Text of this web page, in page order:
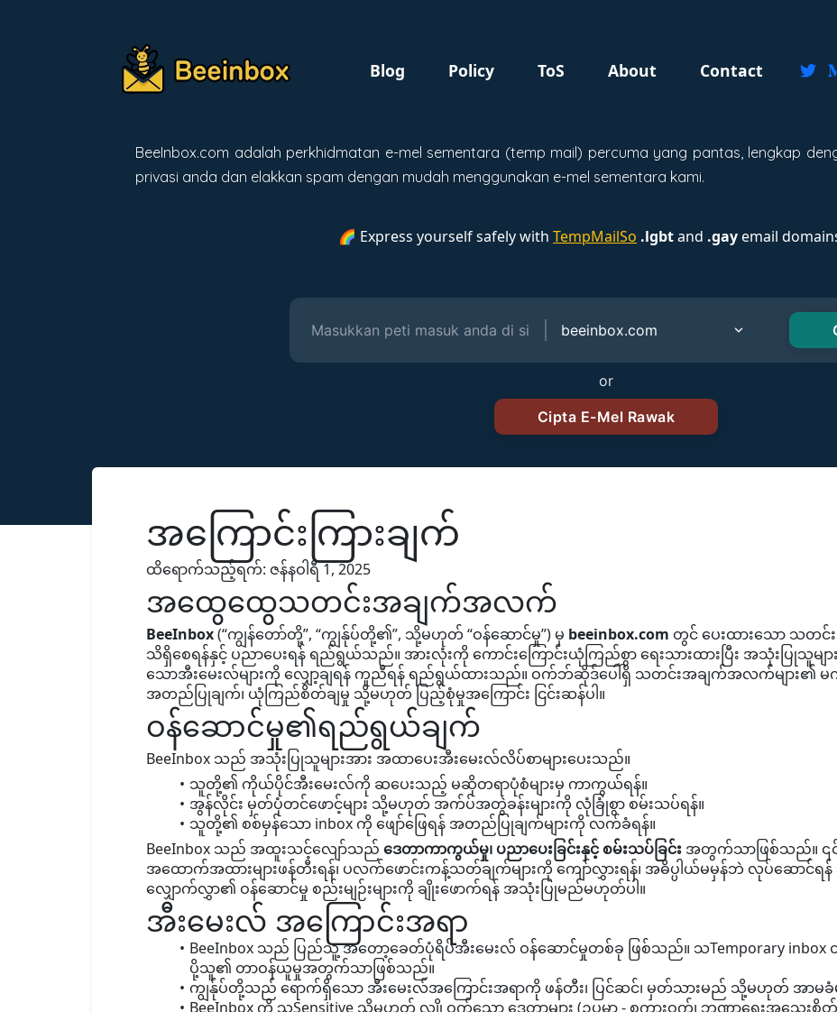
Blog Policy ToS About Contact
BeeInbox.com adalah perkhidmatan e-mel sementara (temp mail) percuma yang pantas, lengkap
privasi anda dan elakkan spam dengan mudah menggunakan e-mel sementara kami.
🌈 Express yourself safely with TempMailSo .lgbtand .gayemail
or
အကြောင်းကြားချက်
ထိရောက်သည့်ရက်: ဇန်နဝါရီ 1, 2025
အထွေထွေသတင်းအချက်အလက်
BeeInbox(“ကျွန်တော်တို့”, “ကျွန်ုပ်တို့၏”, သို့မဟုတ် “ဝန်ဆောင်မှု”) မှ beeinbox.com တွင် ပေးထားသော သတ
သိရှိစေရန်နှင့် ပညာပေးရန် ရည်ရွယ်သည်။ အားလုံးကို ကောင်းကြောင်းယုံကြည်စွာ ရေးသားထားပြီး အသုံးပြုသူ
သောအီးမေးလ်များကို လျှော့ချရန် ကူညီရန် ရည်ရွယ်ထားသည်။ ဝက်ဘ်ဆိုဒ်ပေါ်ရှိ သတင်းအချက်အလက်များ၏ မကျ
အတည်ပြုချက်၊ ယုံကြည်စိတ်ချမှု သို့မဟုတ် ပြည့်စုံမှုအကြောင်း ငြင်းဆန်ပါ။
ဝန်ဆောင်မှု၏ရည်ရွယ်ချက်
BeeInbox သည် အသုံးပြုသူများအား အထာပေးအီးမေးလ်လိပ်စာများပေးသည်။
သူတို့၏ ကိုယ်ပိုင်အီးမေးလ်ကို ဆပေးသည့် မဆိုတရာပုံစံများမှ ကာကွယ်ရန်။
အွန်လိုင်း မှတ်ပုံတင်ဖောင့်များ သို့မဟုတ် အက်ပ်အတွဲခန်းများကို လုံခြုံစွာ စမ်းသပ်ရန်။
သူတို့၏ စစ်မှန်သော inbox ကို ဖျော်ဖြေရန် အတည်ပြုချက်များကို လက်ခံရန်။
BeeInbox သည် အထူးသင့်လျော်သည် ဒေတာကာကွယ်မှု၊ ပညာပေးခြင်းနှင့် စမ်းသပ်ခြင်း အတွက်သာဖြစ်သည်။ ၎
အထောက်အထားများဖန်တီးရန်၊ ပလက်ဖောင်းကန့်သတ်ချက်များကို ကျော်လွှားရန်၊ အဓိပ္ပါယ်မမှန်ဘဲ လုပ်ဆ
လျှောက်လွှာ၏ ဝန်ဆောင်မှု စည်းမျဉ်းများကို ချိုးဖောက်ရန် အသုံးပြုမည်မဟုတ်ပါ။
အီးမေးလ် အကြောင်းအရာ
BeeInbox သည် ပြည်သူ့ အတော့ခေတ်ပုံရိပ်အီးမေးလ် ဝန်ဆောင်မှုတစ်ခု ဖြစ်သည်။ သTemporary
ပို့သူ၏ တာဝန်ယူမှုအတွက်သာဖြစ်သည်။
ကျွန်ုပ်တို့သည် ရောက်ရှိသော အီးမေးလ်အကြောင်းအရာကို ဖန်တီး၊ ပြင်ဆင်၊ မှတ်သားမည် သို့မဟုတ် အာမ
BeeInbox ကို သSensitive သို့မဟုတ် လျှို့ဝှက်သော ဒေတာများ (ဥပမာ - စကားဝှက်၊ ဘဏ္ဍာရေးအသေး